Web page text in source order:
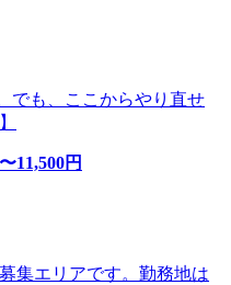
でも、ここからやり直せ
11,500円
集エリアです。勤務地は